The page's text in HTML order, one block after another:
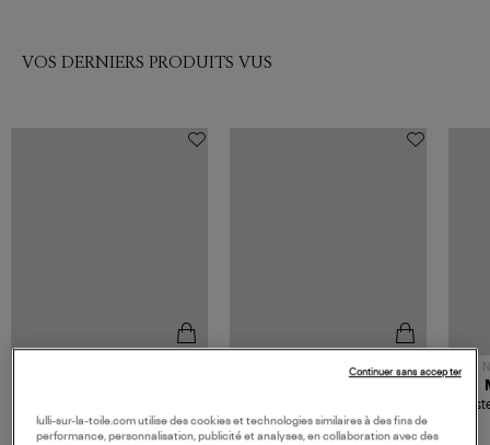
VOS DERNIERS PRODUITS VUS
480,00 €
Champagne
NOUVELLE COLLECTION
189,00 €
Mousse
lulli-sur-la-toile.com utilise des cookies et technologies similaires à des fins de
performance, personnalisation, publicité et analyses, en collaboration avec des
Continuer sans accepter